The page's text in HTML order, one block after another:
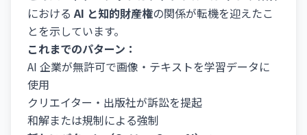
におけるAI と知的財産権の関係が転機を迎えたこ
とを示しています。
これまでのパターン：
AI 企業が無許可で画像・テキストを学習データに
使用
クリエイター・出版社が訴訟を提起
和解または規制による強制